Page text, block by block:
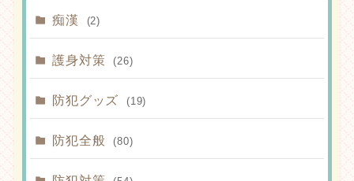
痴漢 (2)
護身対策 (26)
防犯グッズ (19)
防犯全般 (80)